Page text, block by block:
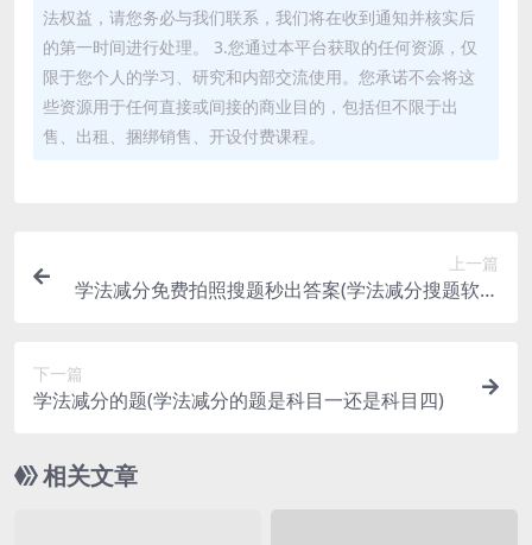
法权益，请您务必与我们联系，我们将在收到通知并核实后
的第一时间进行处理。 3.您通过本平台获取的任何资源，仅
限于您个人的学习、研究和内部交流使用。您承诺不会将这
些资源用于任何直接或间接的商业目的，包括但不限于出
售、出租、捆绑销售、开设付费课程。
上一篇
学法减分免费拍照搜题秒出答案(学法减分搜题软件
下一篇
学法减分的题(学法减分的题是科目一还是科目四)
相关文章